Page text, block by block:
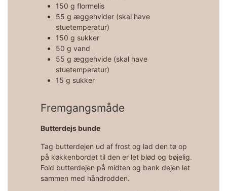
150 g flormelis
55 g æggehvider (skal have
stuetemperatur)
150 g sukker
50 g vand
55 g æggehvide (skal have
stuetemperatur)
15 g sukker
Fremgangsmåde
Butterdejs bunde
Tag butterdejen ud af frost og lad den tø op
på køkkenbordet til den er let blød og bøjelig.
Fold butterdejen på midten og bank dejen let
sammen med håndrodden.